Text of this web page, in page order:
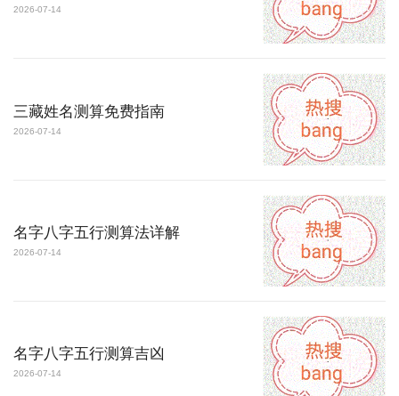
2026-07-14
三藏姓名测算免费指南
2026-07-14
名字八字五行测算法详解
2026-07-14
名字八字五行测算吉凶
2026-07-14